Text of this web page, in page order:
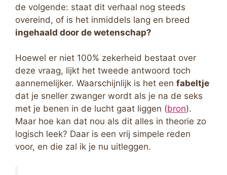
de volgende: staat dit verhaal nog steeds
overeind, of is het inmiddels lang en breed
ingehaald door de wetenschap?
Hoewel er niet 100% zekerheid bestaat over
deze vraag, lijkt het tweede antwoord toch
aannemelijker. Waarschijnlijk is het een fabeltje
dat je sneller zwanger wordt als je na de seks
met je benen in de lucht gaat liggen (bron).
Maar hoe kan dat nou als dit alles in theorie zo
logisch leek? Daar is een vrij simpele reden
voor, en die zal ik je nu uitleggen.